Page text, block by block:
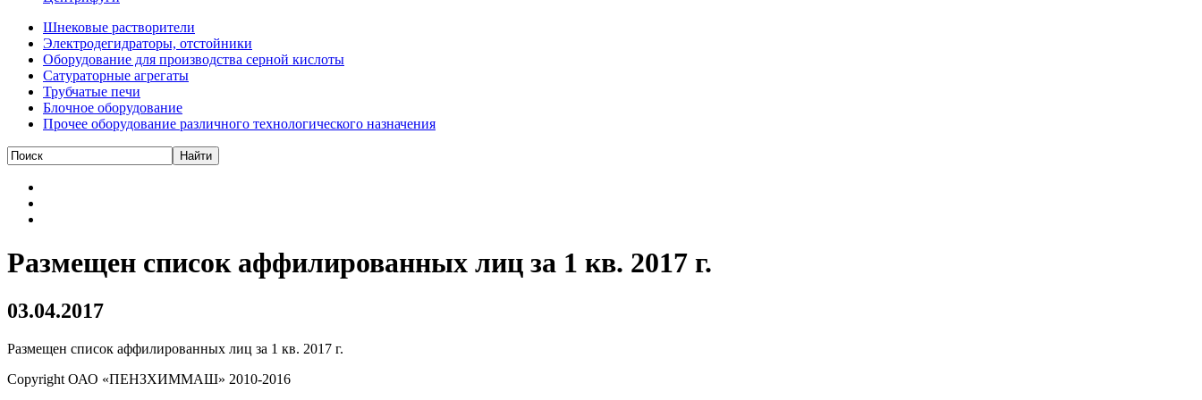
Шнековые растворители
Электродегидраторы, отстойники
Оборудование для производства серной кислоты
Сатураторные агрегаты
Трубчатые печи
Блочное оборудование
Прочее оборудование различного технологического назначения
Размещен список аффилированных лиц за 1 кв. 2017 г.
03.04.2017
Размещен список аффилированных лиц за 1 кв. 2017 г.
Copyright ОАО «ПЕНЗХИММАШ» 2010-2016